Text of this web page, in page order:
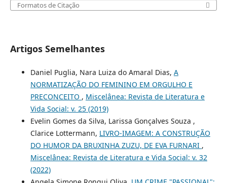
Formatos de Citação
Artigos Semelhantes
Daniel Puglia, Nara Luiza do Amaral Dias, A
NORMATIZAÇÃO DO FEMININO EM ORGULHO E
PRECONCEITO , Miscelânea: Revista de Literatura e
Vida Social: v. 25 (2019)
Evelin Gomes da Silva, Larissa Gonçalves Souza ,
Clarice Lottermann, LIVRO-IMAGEM: A CONSTRUÇÃO
DO HUMOR DA BRUXINHA ZUZU, DE EVA FURNARI ,
Miscelânea: Revista de Literatura e Vida Social: v. 32
(2022)